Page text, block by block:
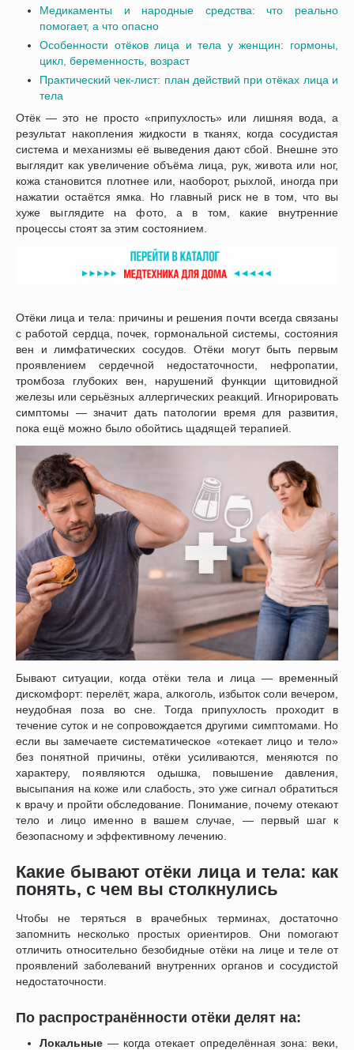
Медикаменты и народные средства: что реально
помогает, а что опасно
Особенности отёков лица и тела у женщин: гормоны,
цикл, беременность, возраст
Практический чек-лист: план действий при отёках лица и
тела
Отёк — это не просто «припухлость» или лишняя вода, а
результат накопления жидкости в тканях, когда сосудистая
система и механизмы её выведения дают сбой. Внешне это
выглядит как увеличение объёма лица, рук, живота или ног,
кожа становится плотнее или, наоборот, рыхлой, иногда при
нажатии остаётся ямка. Но главный риск не в том, что вы
хуже выглядите на фото, а в том, какие внутренние
процессы стоят за этим состоянием.
Отёки лица и тела: причины и решения почти всегда связаны
с работой сердца, почек, гормональной системы, состояния
вен и лимфатических сосудов. Отёки могут быть первым
проявлением сердечной недостаточности, нефропатии,
тромбоза глубоких вен, нарушений функции щитовидной
железы или серьёзных аллергических реакций. Игнорировать
симптомы — значит дать патологии время для развития,
пока ещё можно было обойтись щадящей терапией.
Бывают ситуации, когда отёки тела и лица — временный
дискомфорт: перелёт, жара, алкоголь, избыток соли вечером,
неудобная поза во сне. Тогда припухлость проходит в
течение суток и не сопровождается другими симптомами. Но
если вы замечаете систематическое «отекает лицо и тело»
без понятной причины, отёки усиливаются, меняются по
характеру, появляются одышка, повышение давления,
высыпания на коже или слабость, это уже сигнал обратиться
к врачу и пройти обследование. Понимание, почему отекают
тело и лицо именно в вашем случае, — первый шаг к
безопасному и эффективному лечению.
Какие бывают отёки лица и тела: как
понять, с чем вы столкнулись
Чтобы не теряться в врачебных терминах, достаточно
запомнить несколько простых ориентиров. Они помогают
отличить относительно безобидные отёки на лице и теле от
проявлений заболеваний внутренних органов и сосудистой
недостаточности.
По распространённости отёки делят на:
Локальные — когда отекает определённая зона: веки,